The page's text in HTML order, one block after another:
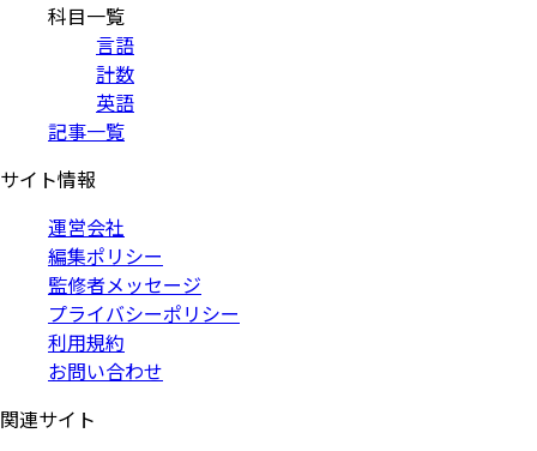
科目一覧
言語
計数
英語
記事一覧
サイト情報
運営会社
編集ポリシー
監修者メッセージ
プライバシーポリシー
利用規約
お問い合わせ
関連サイト